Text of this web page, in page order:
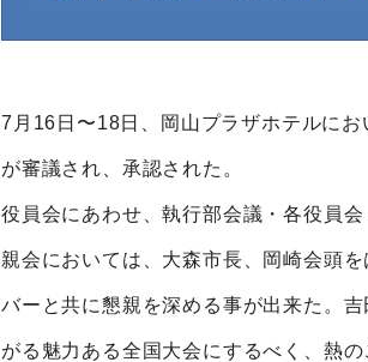
7月16日〜18日、岡山プラザホテルに
が審議され、承認された。
役員会にあわせ、執行部会議・各役員
親会においては、大森市長、岡崎会頭
バーと共に懇親を深める事が出来た。
がる魅力ある全国大会にするべく、熱